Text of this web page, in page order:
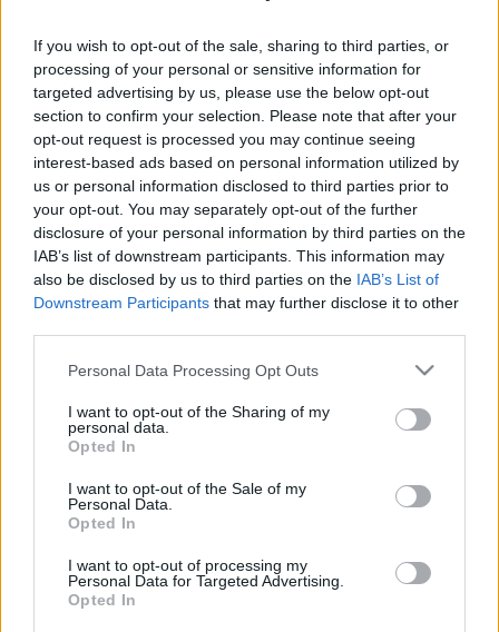
If you wish to opt-out of the sale, sharing to third parties, or
processing of your personal or sensitive information for
targeted advertising by us, please use the below opt-out
section to confirm your selection. Please note that after your
opt-out request is processed you may continue seeing
interest-based ads based on personal information utilized by
us or personal information disclosed to third parties prior to
your opt-out. You may separately opt-out of the further
disclosure of your personal information by third parties on the
IAB’s list of downstream participants. This information may
also be disclosed by us to third parties on the IAB’s List of
Downstream Participants that may further disclose it to other
Please note that this website/app uses one or more Google
not limited to your visit or usage behaviour. You may click to
grant or deny consent to Google and its third-party tags to
use your data for below specified purposes in below Google
consent section.
Personal Data Processing Opt Outs
I want to opt-out of the Sharing of my
personal data.
Opted In
I want to opt-out of the Sale of my
Personal Data.
Opted In
I want to opt-out of processing my
Personal Data for Targeted Advertising.
Opted In
A legjobb zenés-szórakoztató előadás:
A legjobb független színházi előadás:
A SÜTEMÉNYEK KIRÁLYNŐJE(Pintér Béla Társulat,
rendezte: Pintér Béla)
A legjobb gyerekelőadás:
KELEKÓTYA JONATHÁN(Stúdió "K", rendezte:
Fodor Tamás)
A legjobb női főszereplő:
FULLAJTÁR ANDREA(Médeia, Katona József
Színház)
KULKA JÁNOS(III. Richárd, Nemzeti Színház)
A legjobb női mellékszereplő:
BALOGH ERIKA
A legjobb férfi mellékszereplő:
MÁTÉ GÁBOR(Médeia, Katona József Színház)
A legjobb díszlet:
LEDARÁLNAKELTŰNTEM(Kamra, tervezte:
Bagossy Levente)